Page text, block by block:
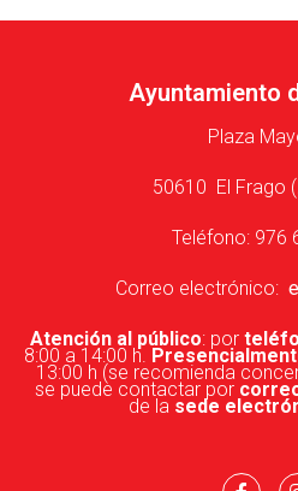
Ayuntamiento
Plaza
50610 El Frago
Teléfono: 976
Correo electrónico:
Atención al público: por
8:00 a 14:00 h.
13:00 h (se recomienda
se puede contactar por
de la sede